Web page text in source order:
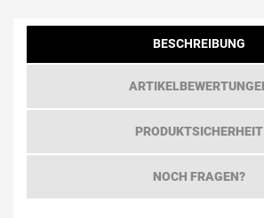
BESCHREIBUNG
PRODUKTSICHERHEIT
NOCH FRAGEN?